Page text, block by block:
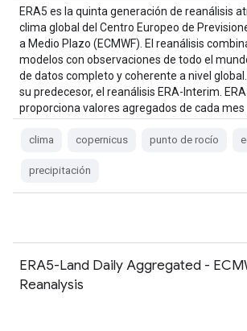
ERA5 es la quinta generación de reanálisis
clima global del Centro Europeo de
a Medio Plazo (ECMWF). El reanálisis
modelos con observaciones de todo el
de datos completo y coherente a nivel
su predecesor, el reanálisis ERA-Interim.
proporciona valores agregados de cada mes
clima copernicus punto de rocío
precipitación
ERA5-Land Daily Aggregated -
Reanalysis